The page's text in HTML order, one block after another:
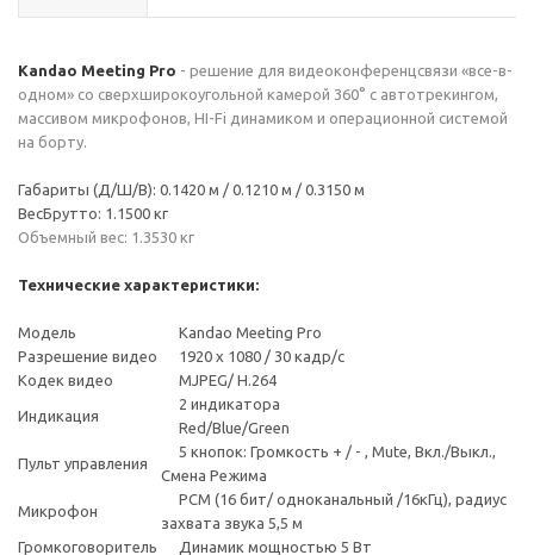
Kandao Meeting Pro - решение для видеоконференцсвязи «все-в-
одном» со сверхширокоугольной камерой 360° с автотрекингом,
массивом микрофонов, HI-Fi динамиком и операционной системой
на борту.
Габариты (Д/Ш/В): 0.1420 м / 0.1210 м / 0.3150 м
ВесБрутто: 1.1500 кг
Объемный вес: 1.3530 кг
Технические характеристики:
Модель
Kandao Meeting Pro
Разрешение видео
1920 x 1080 / 30 кадр/с
Кодек видео
MJPEG/ H.264
Индикация
2 индикатора
Red/Blue/Green
Пульт управления
5 кнопок: Громкость + / - , Mute, Вкл./Выкл.,
Смена Режима
Микрофон
PCM (16 бит/ одноканальный /16кГц), радиус
захвата звука 5,5 м
Громкоговоритель
Динамик мощностью 5 Вт